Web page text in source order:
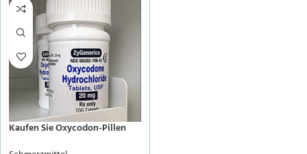
Kaufen Sie Oxycodon-Pillen